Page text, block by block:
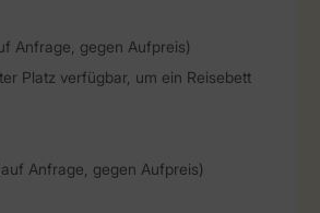
Anfrage, gegen Aufpreis)
Platz verfügbar, um ein Reisebett
Anfrage, gegen Aufpreis)